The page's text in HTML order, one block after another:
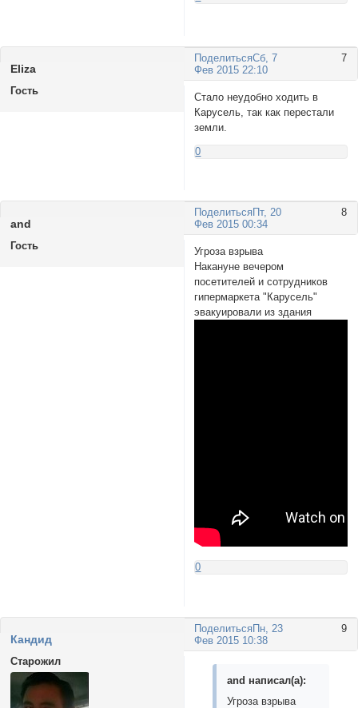
Поделиться 7
Сб, 7
Фев 2015 22:10
Eliza
Гость
Стало неудобно ходить в
Карусель, так как перестали
земли.
0
Поделиться 8
Пт, 20
Фев 2015 00:34
and
Гость
Угроза взрыва
Накануне вечером
посетителей и сотрудников
гипермаркета "Карусель"
эвакуировали из здания
0
Поделиться 9
Пн, 23
Фев 2015 10:38
Кандид
Старожил
and написал(а):
Угроза взрыва